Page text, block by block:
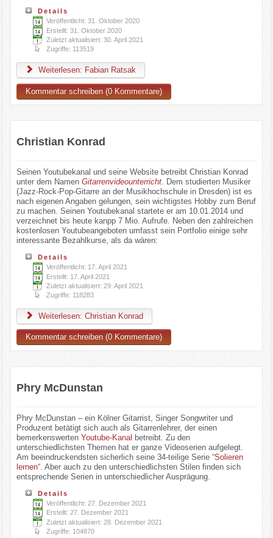
Details
Veröffentlicht: 31. Oktober 2020
Erstellt: 31. Oktober 2020
Zuletzt aktualisiert: 30. April 2021
Zugriffe: 113519
Weiterlesen: Fabian Ratsak
Kommentar schreiben (0 Kommentare)
Christian Konrad
Seinen Youtubekanal und seine Website betreibt Christian Konrad
unter dem Namen Gitarrenvideounterricht. Dem studierten Musiker
(Jazz-Rock-Pop-Gitarre an der Musikhochschule in Dresden) ist es
nach eigenen Angaben gelungen, sein wichtigstes Hobby zum Beruf
zu machen. Seinen Youtubekanal startete er am 10.01.2014 und
verzeichnet bis heute kanpp 7 Mio. Aufrufe. Neben den zahlreichen
kostenlosen Youtubeangeboten umfasst sein Portfolio einige sehr
interessante Bezahlkurse, als da wären:
Details
Veröffentlicht: 17. April 2021
Erstellt: 17. April 2021
Zuletzt aktualisiert: 29. April 2021
Zugriffe: 118283
Weiterlesen: Christian Konrad
Kommentar schreiben (0 Kommentare)
Phry McDunstan
Phry McDunstan – ein Kölner Gitarrist, Singer Songwriter und
Produzent betätigt sich auch als Gitarrenlehrer, der einen
bemerkenswerten Youtube-Kanal betreibt. Zu den
unterschiedlichsten Themen hat er ganze Videoserien aufgelegt.
Am beeindruckendsten sicherlich seine 34-teilige Serie “Solieren
lernen“. Aber auch zu den unterschiedlichsten Stilen finden sich
entsprechende Serien in unterschiedlicher Ausprägung.
Details
Veröffentlicht: 27. Dezember 2021
Erstellt: 27. Dezember 2021
Zuletzt aktualisiert: 28. Dezember 2021
Zugriffe: 104870